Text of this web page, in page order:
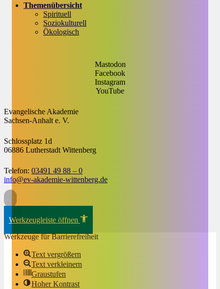
Themenübersicht
Spirituell
Soziokulturell
Ökologisch
Mastodon
Facebook
Instagram
YouTube
Evangelische Akademie
Sachsen-Anhalt e. V.
Schlossplatz 1d
06886 Lutherstadt Wittenberg
Telefon: 03491 49 88 – 0
info@ev-akademie-wittenberg.de
Werkzeugleiste öffnen
Werkzeuge für Barrierefreiheit
Text vergrößern
Text verkleinern
Graustufen
Hoher Kontrast